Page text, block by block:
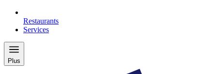
Restaurants
Services
Plus